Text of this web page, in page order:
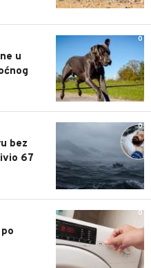
0
u
0
bez
67
0